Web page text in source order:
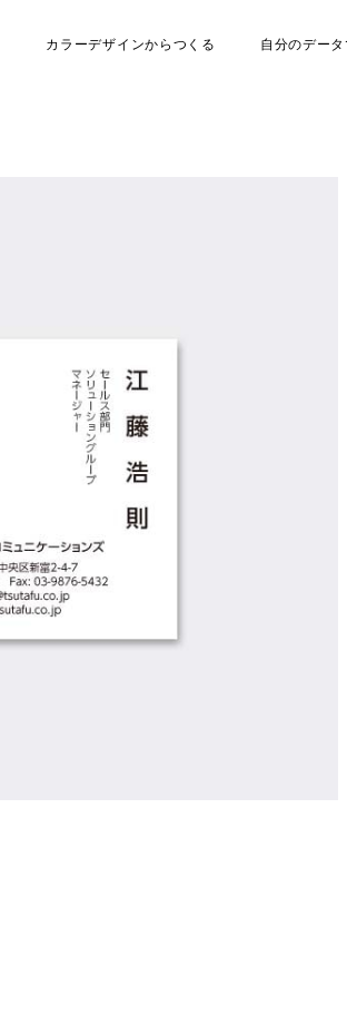
カラーデザインからつくる 自分のデー